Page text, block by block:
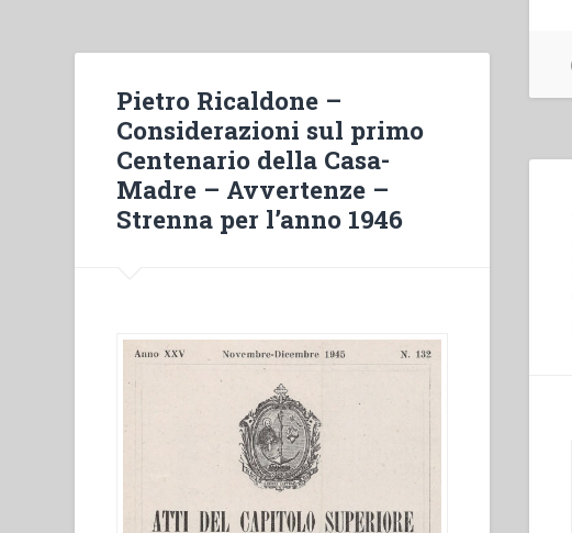
vocazione
salesiana.
Relazione”
in
“Colloqui
sulla
vita
Pietro Ricaldone –
Considerazioni sul primo
Centenario della Casa-
Madre – Avvertenze –
Strenna per l’anno 1946